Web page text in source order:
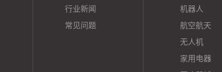
行业新闻
常见问题
机器人
航空航天
无人机
家用电器